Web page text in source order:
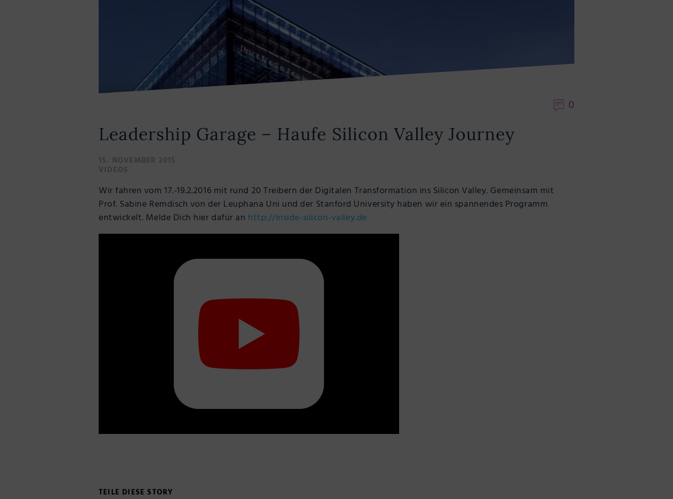
0
Leadership Garage – Haufe Silicon Valley Journey
15. NOVEMBER 2015
VIDEOS
Wir fahren vom 17.-19.2.2016 mit rund 20 Treibern der Digitalen Transformation ins Silicon Valley. Gemeinsam mit
Prof. Sabine Remdisch von der Leuphana Uni und der Stanford University haben wir ein spannendes Programm
entwickelt. Melde Dich hier dafür an http://inside-silicon-valley.de
TEILE DIESE STORY